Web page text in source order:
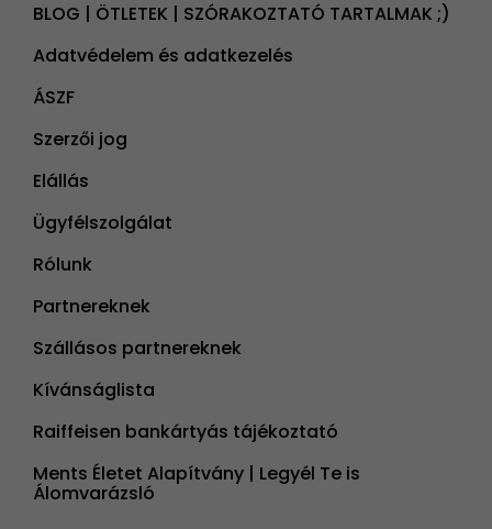
BLOG | ÖTLETEK | SZÓRAKOZTATÓ TARTALMAK ;)
Adatvédelem és adatkezelés
ÁSZF
Szerzői jog
Elállás
Ügyfélszolgálat
Rólunk
Partnereknek
Szállásos partnereknek
Kívánságlista
Raiffeisen bankártyás tájékoztató
Ments Életet Alapítvány | Legyél Te is
Álomvarázsló